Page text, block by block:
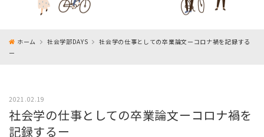
ホーム 社会学部DAYS
社会学の仕事としての卒業論文ーコロナ禍を記録する
ー
2021.02.19
社会学の仕事としての卒業論文ーコロナ禍を
記録するー